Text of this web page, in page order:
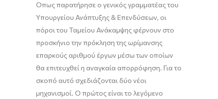
Όπως παρατήρησε ο γενικός γραμματέας του
Υπουργείου Ανάπτυξης & Επενδύσεων, οι
πόροι του Ταμείου Ανάκαμψης φέρνουν στο
προσκήνιο την πρόκληση της ωρίμανσης
επαρκούς αριθμού έργων μέσω των οποίων
θα επιτευχθεί η αναγκαία απορρόφηση. Για το
σκοπό αυτό σχεδιάζονται δύο νέοι
μηχανισμοί. Ο πρώτος είναι το λεγόμενο